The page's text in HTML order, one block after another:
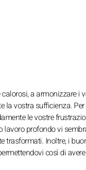
a armonizzare i
la vostra sufficienza. Per
le vostre
lavoro profondo vi
trasformati. Inoltre, i
così di avere